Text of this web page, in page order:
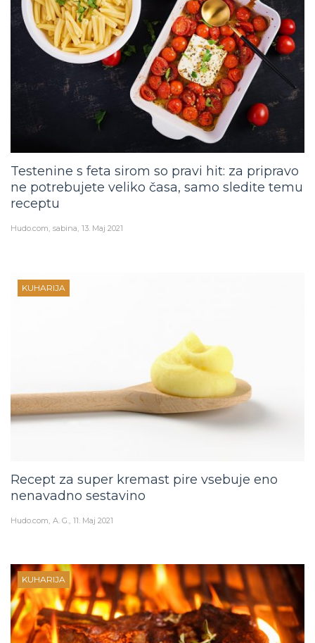
Testenine s feta sirom so pravi hit: za pripravo
ne potrebujete veliko časa, samo sledite temu
receptu
Hudo.com sabina 13. Maj 2021
KUHARIJA
Recept za super kremast pire vsebuje eno
nenavadno sestavino
Hudo.com A. G. 11. Maj 2021
KUHARIJA